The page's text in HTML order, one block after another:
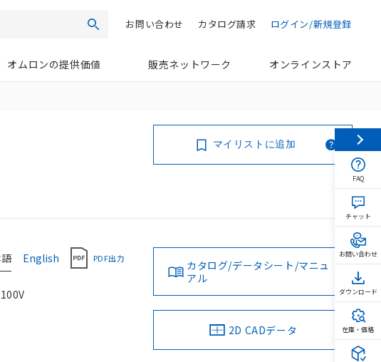
検索 ログイン/新規登録
カタログ請求
お問い合わせ
オムロンの提供価値 販売ネットワーク オンラインストア
マイリストに追加
English PDF出力
カタログ/データシート/マニュ
アル
2D CADデータ
FAQ
チャット
お問い合わせ
ダウンロード
在庫・価格